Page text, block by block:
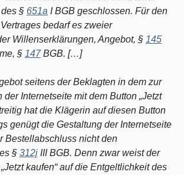
§ 651a I BGB geschlossen. Für den
bedarf es zweier
Willenserklärungen, Angebot, § 145
§ 147BGB. […]
seitens der Beklagten in dem zur
der Internetseite mit dem Button „Jetzt
hat die Klägerin auf diesen Button
genügt die Gestaltung der Internetseite
Bestellabschluss nicht den
§ 312j III BGB. Denn zwar weist der
kaufen“ auf die Entgeltlichkeit des